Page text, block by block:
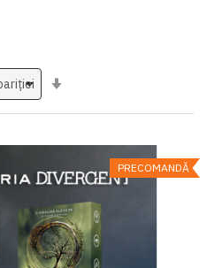
PRECOMANDĂ